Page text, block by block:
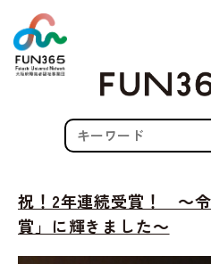
祝！2年連続受賞！ ～
賞」に輝きました～